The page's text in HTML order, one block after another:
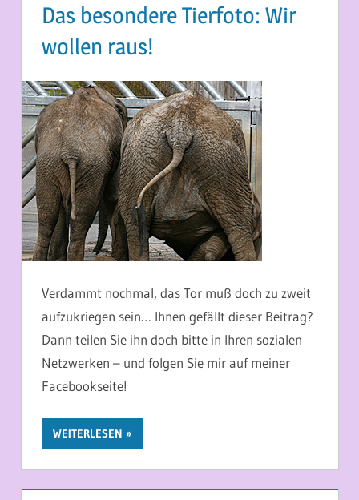
Das besondere Tierfoto: Wir
wollen raus!
Verdammt nochmal, das Tor muß doch zu zweit
aufzukriegen sein… Ihnen gefällt dieser Beitrag?
Dann teilen Sie ihn doch bitte in Ihren sozialen
Netzwerken – und folgen Sie mir auf meiner
Facebookseite!
WEITERLESEN